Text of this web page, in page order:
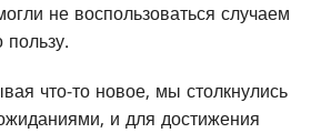
не воспользоваться случаем
пользу.
что-то новое, мы столкнулись
и для достижения